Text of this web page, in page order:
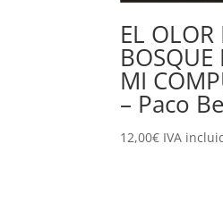
EL OLOR
BOSQUE
MI
– Paco
12,00€ IVA